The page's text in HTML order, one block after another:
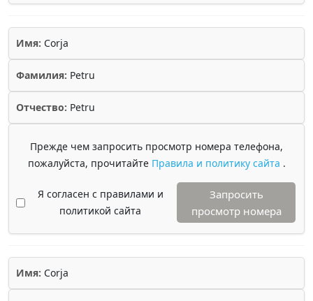
Имя: Corja
Фамилия: Petru
Отчество: Petru
Прежде чем запросить просмотр номера телефона,
пожалуйста, прочитайте Правила и политику сайта .
Я согласен с правилами и
политикой сайта
Запросить
просмотр номера
Имя: Corja